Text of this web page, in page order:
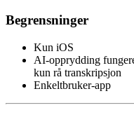
Begrensninger
Kun iOS
AI-opprydding
kun rå transkripsjon
Enkeltbruker-app